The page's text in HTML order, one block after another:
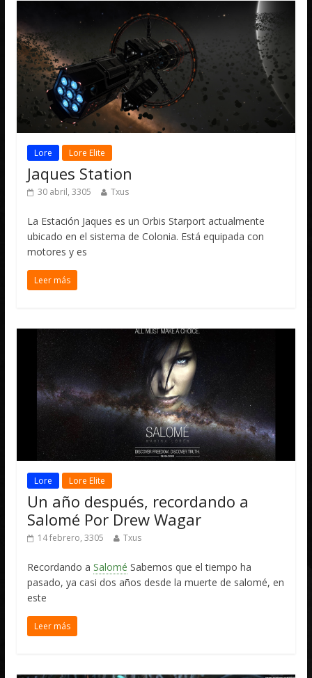
Lore Lore Elite
Jaques Station
30 abril, 3305 Txus
La Estación Jaques es un Orbis Starport actualmente
ubicado en el sistema de Colonia. Está equipada con
motores y es
Leer más
Lore Lore Elite
Un año después, recordando a
Salomé Por Drew Wagar
14 febrero, 3305 Txus
Recordando aSalomé Sabemos que el tiempo ha
pasado, ya casi dos años desde la muerte de salomé, en
este
Leer más